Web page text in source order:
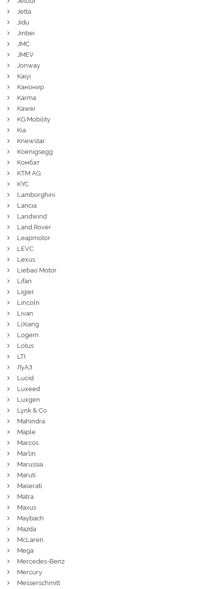
Jetta
Jidu
Jinbei
JMC
JMEV
Jonway
Kaiyi
Канонир
Karma
Kawei
KG Mobility
Kia
Knewstar
Koenigsegg
Комбат
KTM AG
KYC
Lamborghini
Lancia
Landwind
Land Rover
Leapmotor
LEVC
Lexus
Liebao Motor
Lifan
Ligier
Lincoln
Livan
LiXiang
Logem
Lotus
LTI
ЛуАЗ
Lucid
Luxeed
Luxgen
Lynk & Co
Mahindra
Maple
Marcos
Marlin
Marussia
Maruti
Maserati
Matra
Maxus
Maybach
Mazda
McLaren
Mega
Mercedes-Benz
Mercury
Messerschmitt